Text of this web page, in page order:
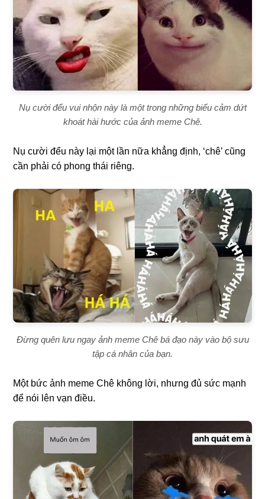
Nụ cười đểu vui nhộn này là một trong những biểu cảm dứt
khoát hài hước của ảnh meme Chê.
Nụ cười đểu này lại một lần nữa khẳng định, ‘chê’ cũng
cần phải có phong thái riêng.
Đừng quên lưu ngay ảnh meme Chê bá đạo này vào bộ sưu
tập cá nhân của bạn.
Một bức ảnh meme Chê không lời, nhưng đủ sức mạnh
để nói lên vạn điều.